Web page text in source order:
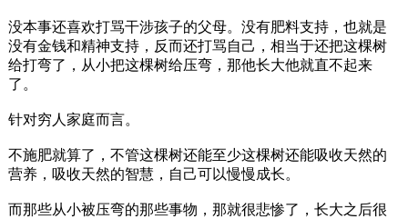
没本事还喜欢打骂干涉孩子的父母。没有肥料支持，也就是
没有金钱和精神支持，反而还打骂自己，相当于还把这棵树
给打弯了，从小把这棵树给压弯，那他长大他就直不起来
了。
针对穷人家庭而言。
不施肥就算了，不管这棵树还能至少这棵树还能吸收天然的
营养，吸收天然的智慧，自己可以慢慢成长。
而那些从小被压弯的那些事物，那就很悲惨了，长大之后很